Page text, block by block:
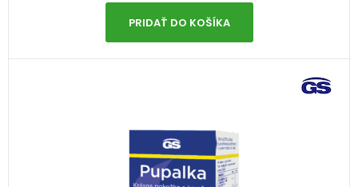
PRIDAŤ DO KOŠÍKA